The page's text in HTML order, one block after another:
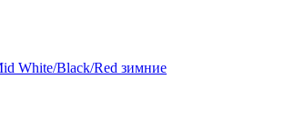
White/Black/Red зимние